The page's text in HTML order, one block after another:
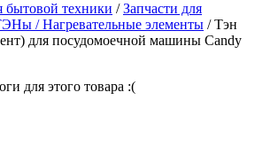
бытовой техники /Запчасти для
/ Нагревательные элементы / Тэн
для посудомоечной машины Candy
для этого товара :(